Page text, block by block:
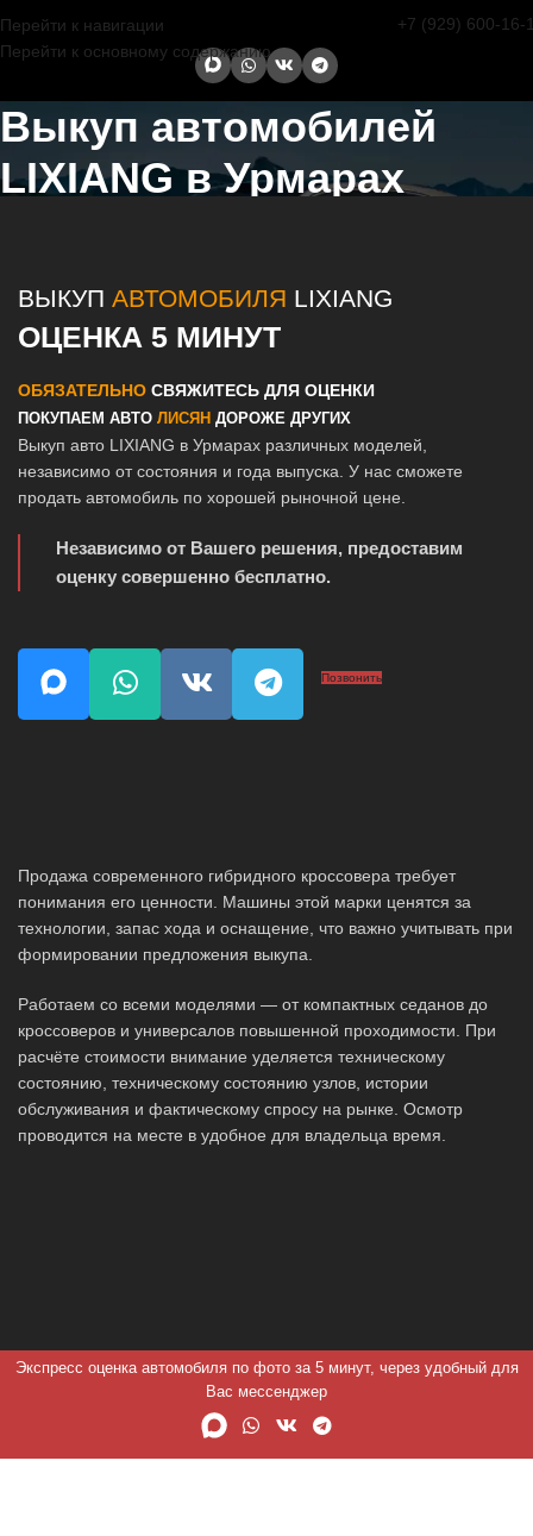
Перейти к навигации
Перейти к основному содержанию
+7 (929) 600-16-
Выкуп автомобилей
LIXIANG в Урмарах
ВЫКУП АВТОМОБИЛЯ LIXIANG
ОЦЕНКА 5 МИНУТ
ОБЯЗАТЕЛЬНО СВЯЖИТЕСЬ ДЛЯ ОЦЕНКИ
ПОКУПАЕМ АВТО ЛИСЯН ДОРОЖЕ ДРУГИХ
Выкуп авто LIXIANG в Урмарах различных моделей,
независимо от состояния и года выпуска. У нас сможете
продать автомобиль по хорошей рыночной цене.
Независимо от Вашего решения, предоставим
оценку совершенно бесплатно.
Позвонить
Продажа современного гибридного кроссовера требует
понимания его ценности. Машины этой марки ценятся за
технологии, запас хода и оснащение, что важно учитывать при
формировании предложения выкупа.
Работаем со всеми моделями — от компактных седанов до
кроссоверов и универсалов повышенной проходимости. При
расчёте стоимости внимание уделяется техническому
состоянию, техническому состоянию узлов, истории
обслуживания и фактическому спросу на рынке. Осмотр
проводится на месте в удобное для владельца время.
Экспресс оценка автомобиля по фото за 5 минут, через удобный для
Вас мессенджер